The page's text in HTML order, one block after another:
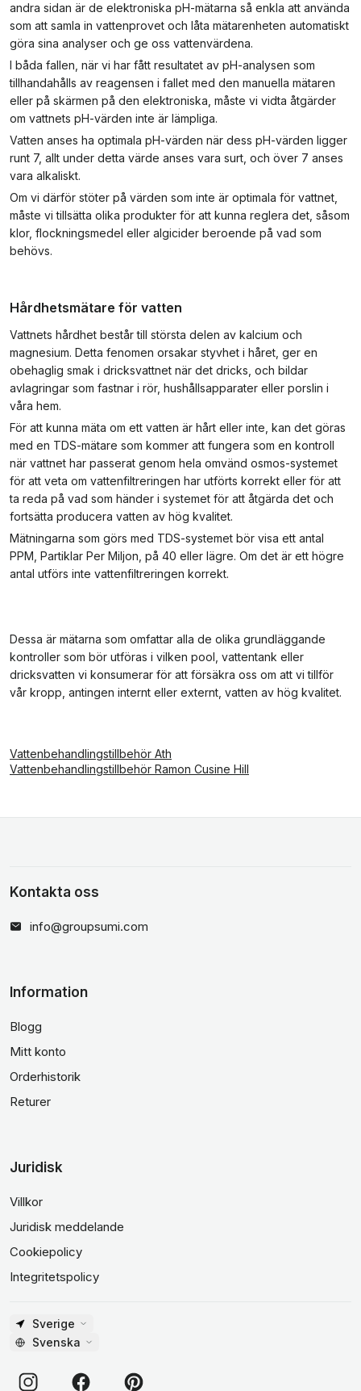
andra sidan är de elektroniska pH-mätarna så enkla att använda
som att samla in vattenprovet och låta mätarenheten automatiskt
göra sina analyser och ge oss vattenvärdena.
I båda fallen, när vi har fått resultatet av pH-analysen som
tillhandahålls av reagensen i fallet med den manuella mätaren
eller på skärmen på den elektroniska, måste vi vidta åtgärder
om vattnets pH-värden inte är lämpliga.
Vatten anses ha optimala pH-värden när dess pH-värden ligger
runt 7, allt under detta värde anses vara surt, och över 7 anses
vara alkaliskt.
Om vi därför stöter på värden som inte är optimala för vattnet,
måste vi tillsätta olika produkter för att kunna reglera det, såsom
klor, flockningsmedel eller algicider beroende på vad som
behövs.
Hårdhetsmätare för vatten
Vattnets hårdhet består till största delen av kalcium och
magnesium. Detta fenomen orsakar styvhet i håret, ger en
obehaglig smak i dricksvattnet när det dricks, och bildar
avlagringar som fastnar i rör, hushållsapparater eller porslin i
våra hem.
För att kunna mäta om ett vatten är hårt eller inte, kan det göras
med en TDS-mätare som kommer att fungera som en kontroll
när vattnet har passerat genom hela omvänd osmos-systemet
för att veta om vattenfiltreringen har utförts korrekt eller för att
ta reda på vad som händer i systemet för att åtgärda det och
fortsätta producera vatten av hög kvalitet.
Mätningarna som görs med TDS-systemet bör visa ett antal
PPM, Partiklar Per Miljon, på 40 eller lägre. Om det är ett högre
antal utförs inte vattenfiltreringen korrekt.
Dessa är mätarna som omfattar alla de olika grundläggande
kontroller som bör utföras i vilken pool, vattentank eller
dricksvatten vi konsumerar för att försäkra oss om att vi tillför
vår kropp, antingen internt eller externt, vatten av hög kvalitet.
Vattenbehandlingstillbehör Ath
Vattenbehandlingstillbehör Ramon Cusine Hill
Kontakta oss
info@groupsumi.com
Information
Blogg
Mitt konto
Orderhistorik
Returer
Juridisk
Villkor
Juridisk meddelande
Cookiepolicy
Integritetspolicy
Sverige
Svenska